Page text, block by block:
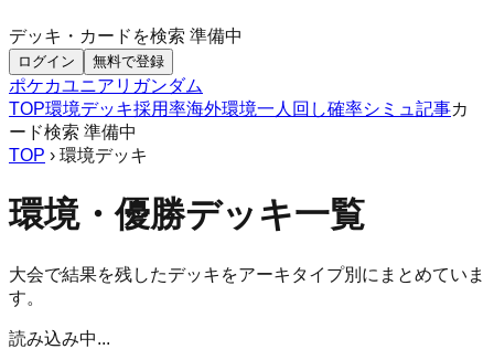
デッキ・カードを検索 準備中
ログイン 無料で登録
ポケカユニアリ ガンダム
TOP環境デッキ採用率海外環境一人回し確率シミュ 記事カ
ード検索 準備中
TOP › 環境デッキ
環境・優勝デッキ一覧
大会で結果を残したデッキをアーキタイプ別にまとめていま
す。
読み込み中...